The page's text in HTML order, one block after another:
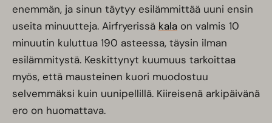
enemmän, ja sinun täytyy esilämmittää uuni ensin
useita minuutteja. Airfryerissä kala on valmis 10
minuutin kuluttua 190 asteessa, täysin ilman
esilämmitystä. Keskittynyt kuumuus tarkoittaa
myös, että mausteinen kuori muodostuu
selvemmäksi kuin uunipellillä. Kiireisenä arkipäivänä
ero on huomattava.